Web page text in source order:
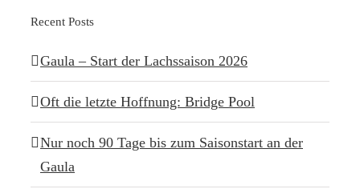
Recent Posts
Gaula – Start der Lachssaison 2026
Oft die letzte Hoffnung: Bridge Pool
Nur noch 90 Tage bis zum Saisonstart an der
Gaula